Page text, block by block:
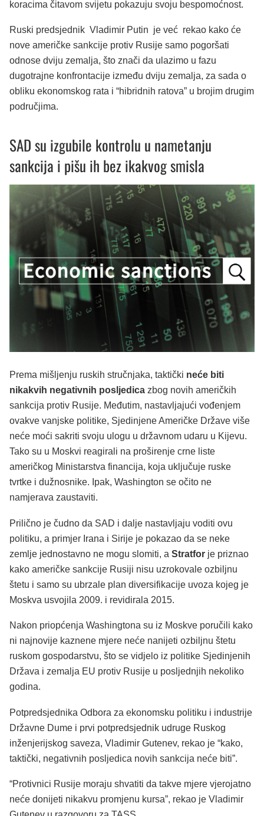
koracima čitavom svijetu pokazuju svoju bespomoćnost.
Ruski predsjednik Vladimir Putin je već rekao kako će
nove američke sankcije protiv Rusije samo pogoršati
odnose dviju zemalja, što znači da ulazimo u fazu
dugotrajne konfrontacije između dviju zemalja, za sada o
obliku ekonomskog rata i “hibridnih ratova” u brojim drugim
područjima.
SAD su izgubile kontrolu u nametanju
sankcija i pišu ih bez ikakvog smisla
Prema mišljenju ruskih stručnjaka, taktički neće biti
nikakvih negativnih posljedica zbog novih američkih
sankcija protiv Rusije. Međutim, nastavljajući vođenjem
ovakve vanjske politike, Sjedinjene Američke Države više
neće moći sakriti svoju ulogu u državnom udaru u Kijevu.
Tako su u Moskvi reagirali na proširenje crne liste
američkog Ministarstva financija, koja uključuje ruske
tvrtke i dužnosnike. Ipak, Washington se očito ne
namjerava zaustaviti.
Prilično je čudno da SAD i dalje nastavljaju voditi ovu
politiku, a primjer Irana i Sirije je pokazao da se neke
zemlje jednostavno ne mogu slomiti, a Stratfor je priznao
kako američke sankcije Rusiji nisu uzrokovale ozbiljnu
štetu i samo su ubrzale plan diversifikacije uvoza kojeg je
Moskva usvojila 2009. i revidirala 2015.
Nakon priopćenja Washingtona su iz Moskve poručili kako
ni najnovije kaznene mjere neće nanijeti ozbiljnu štetu
ruskom gospodarstvu, što se vidjelo iz politike Sjedinjenih
Država i zemalja EU protiv Rusije u posljednjih nekoliko
godina.
Potpredsjednika Odbora za ekonomsku politiku i industrije
Državne Dume i prvi potpredsjednik udruge Ruskog
inženjerijskog saveza, Vladimir Gutenev, rekao je “kako,
taktički, negativnih posljedica novih sankcija neće biti”.
“Protivnici Rusije moraju shvatiti da takve mjere vjerojatno
neće donijeti nikakvu promjenu kursa”, rekao je Vladimir